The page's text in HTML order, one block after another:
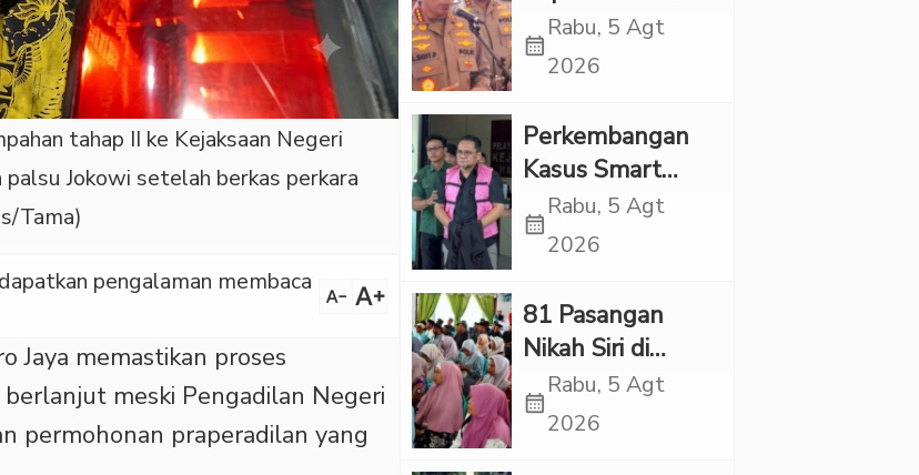
tahap II ke Kejaksaan Negeri
Jokowi setelah berkas perkara
Tama)
pengalaman membaca text_decrease text_increase
Jaya memastikan proses
meski Pengadilan Negeri
permohonan praperadilan yang
Melindungi
Korban
Panas, JMP Puji
Respons Jenderal
“Adem”
calendar_month
Rabu, 5 Agt
2026
Perkembangan
Kasus Smart
Village, Jaksa
Kembali Periksa
calendar_month
Rabu, 5 Agt
2026
81 Pasangan
Nikah Siri di
Tapsel Ikuti
Sidang Isbat
calendar_month
Rabu, 5 Agt
2026